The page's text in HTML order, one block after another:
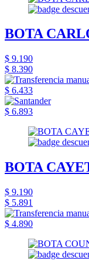
BOTA
$ 9.190
$ 8.390
$ 6.433
$ 6.893
BOTA
$ 9.190
$ 5.891
$ 4.890